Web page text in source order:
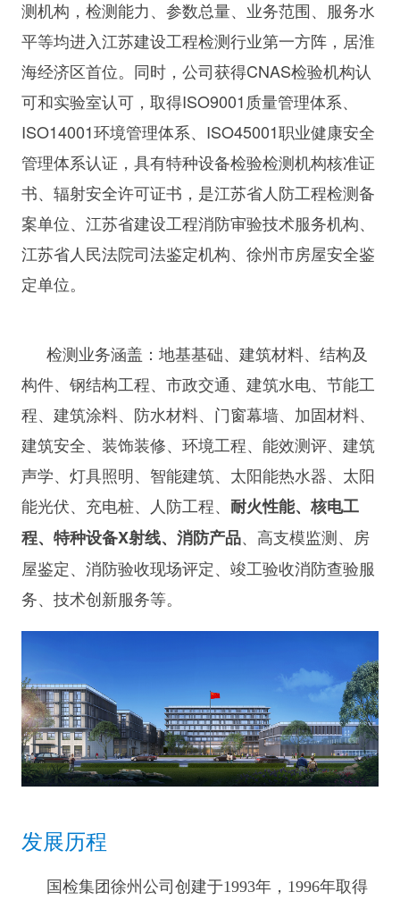
测机构，检测能力、参数总量、业务范围、服务水
平等均进入江苏建设工程检测行业第一方阵，居淮
海经济区首位。同时，公司获得CNAS检验机构认
可和实验室认可，取得ISO9001质量管理体系、
ISO14001环境管理体系、ISO45001职业健康安全
管理体系认证，具有特种设备检验检测机构核准证
书、辐射安全许可证书，是江苏省人防工程检测备
案单位、江苏省建设工程消防审验技术服务机构、
江苏省人民法院司法鉴定机构、徐州市房屋安全鉴
定单位。
检测业务涵盖：地基基础、建筑材料、结构及
构件、钢结构工程、市政交通、建筑水电、节能工
程、建筑涂料、防水材料、门窗幕墙、加固材料、
建筑安全、装饰装修、环境工程、能效测评、建筑
声学、灯具照明、智能建筑、太阳能热水器、太阳
能光伏、充电桩、人防工程、 耐火性能、核电工
程、特种设备X射线、消防产品、高支模监测、房
屋鉴定、消防验收现场评定、竣工验收消防查验服
务、技术创新服务等。
发展历程
国检集团徐州公司创建于1993年，1996年取得